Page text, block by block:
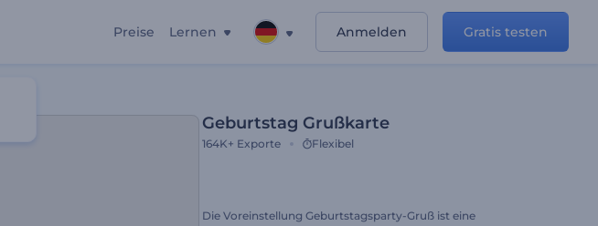
Preise Lernen Anmelden Gratis testen
Geburtstag Grußkarte
164K+ Exporte Flexibel
Die Voreinstellung Geburtstagsparty-Gruß ist eine